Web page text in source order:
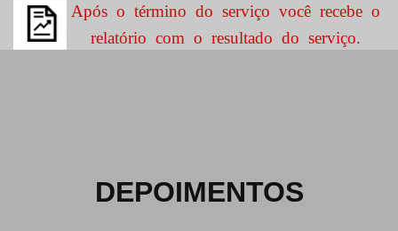
Após o término do serviço você recebe o
relatório com o resultado do serviço.
DEPOIMENTOS